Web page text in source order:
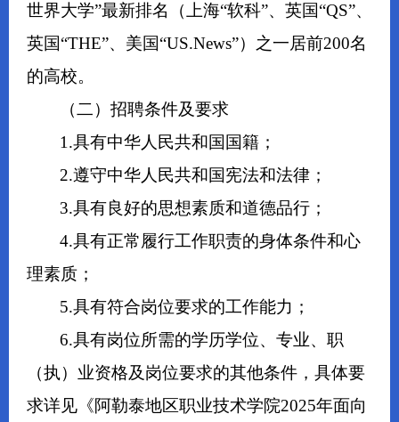
世界大学”最新排名（上海“软科”、 英国“QS”、
英国“THE”、美国“US.News”）之一居前200名
的高校。
（二）招聘条件及要求
1.具有中华人民共和国国籍；
2.遵守中华人民共和国宪法和法律；
3.具有良好的思想素质和道德品行；
4.具有正常履行工作职责的身体条件和心
理素质；
5.具有符合岗位要求的工作能力；
6.具有岗位所需的学历学位、专业、职
（执）业资格及岗位要求的其他条件，具体要
求详见《阿勒泰地区职业技术学院2025年面向